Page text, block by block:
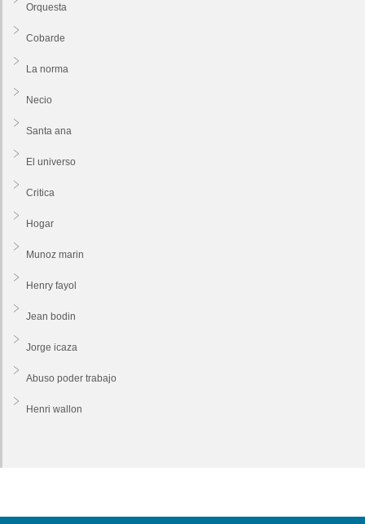
Orquesta
Cobarde
La norma
Necio
Santa ana
El universo
Critica
Hogar
Munoz marin
Henry fayol
Jean bodin
Jorge icaza
Abuso poder trabajo
Henri wallon